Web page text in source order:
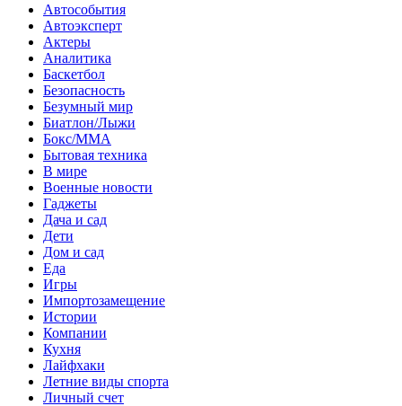
Автособытия
Автоэксперт
Актеры
Аналитика
Баскетбол
Безопасность
Безумный мир
Биатлон/Лыжи
Бокс/MMA
Бытовая техника
В мире
Военные новости
Гаджеты
Дача и сад
Дети
Дом и сад
Еда
Игры
Импортозамещение
Истории
Компании
Кухня
Лайфхаки
Летние виды спорта
Личный счет